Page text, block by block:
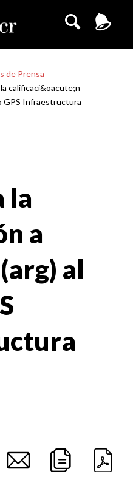
de Prensa
calificaci&oacute;n
GPS Infraestructura
la
a
al